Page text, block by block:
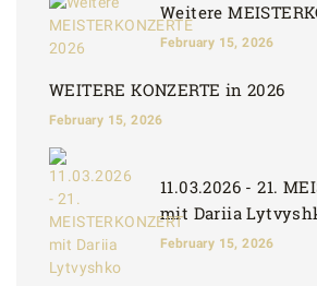
Weitere
February 15, 2026
WEITERE KONZERTE in 2026
February 15, 2026
11.03.2026 - 21.
mit Dariia
February 15, 2026